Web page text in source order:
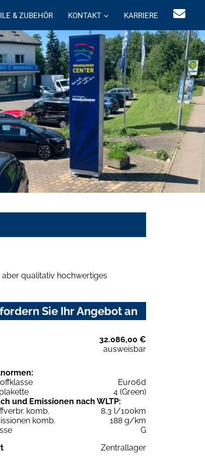
& ZUBEHÖR KONTAKT KARRIERE
qualitativ hochwertiges
Sie Ihr Angebot an
32.086,00 €
ausweisbar
Euro6d
4 (Green)
und Emissionen nach WLTP:
komb.
8,3 l/100km
komb.
188 g/km
G
Zentrallager